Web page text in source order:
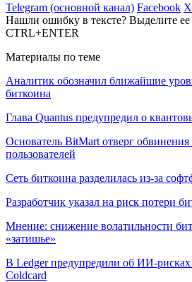
Telegram (основной канал) Facebook X
Нашли ошибку в тексте? Выделите
CTRL+ENTER
Материалы по теме
Аналитик обозначил ближайшие
биткоина
Глава Quantus предупредил о
Основатель BitMart отверг
пользователей
Сеть биткоина разделилась из-за
Разработчик указал на риск потери
Мнение: снижение волатильности
«затишье»
В Ledger предупредили об ИИ-рисках
Coldcard